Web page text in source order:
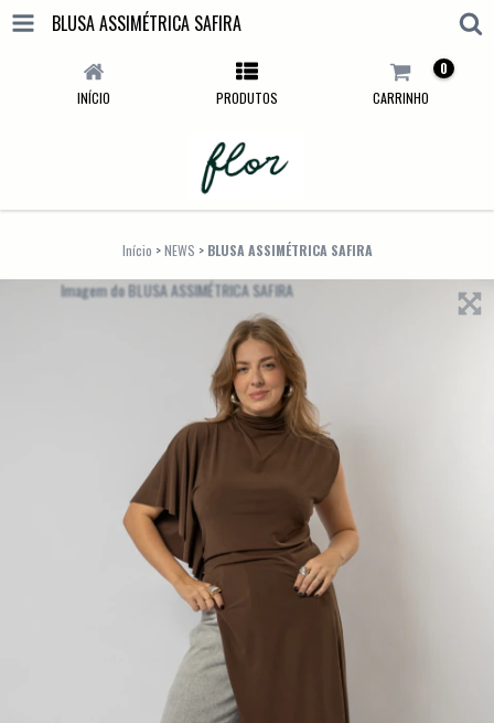
BLUSA ASSIMÉTRICA SAFIRA
INÍCIO PRODUTOS CARRINHO
0
Início > NEWS > BLUSA ASSIMÉTRICA SAFIRA